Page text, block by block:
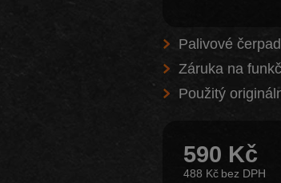
Palivové
Záruka na
Použitý
590 Kč
488 Kč